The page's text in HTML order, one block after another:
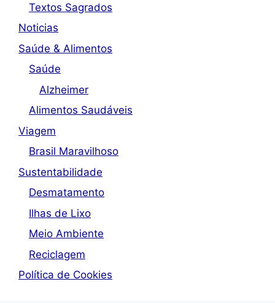
Textos Sagrados
Noticias
Saúde & Alimentos
Saúde
Alzheimer
Alimentos Saudáveis
Viagem
Brasil Maravilhoso
Sustentabilidade
Desmatamento
Ilhas de Lixo
Meio Ambiente
Reciclagem
Política de Cookies